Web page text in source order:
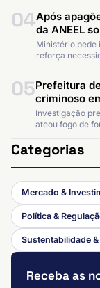
04Após
da ANEEL
Ministério pede
reforça
05Prefeitura
criminoso
Investigação
ateou fogo de
Categorias
Mercado &
Política &
Sustentabilidade &
Receba as